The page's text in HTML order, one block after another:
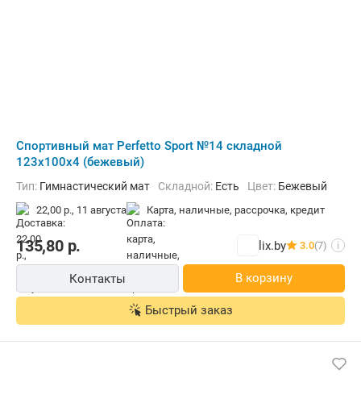
Cпортивный мат Perfetto Sport №14 складной
123x100x4 (бежевый)
Тип: Гимнастический мат Складной: Есть Цвет: Бежевый
22,00 р., 11 августа карта, наличные, рассрочка, кредит
135,80р. lix.by 3.0(7) i
Контакты В корзину
Быстрый заказ